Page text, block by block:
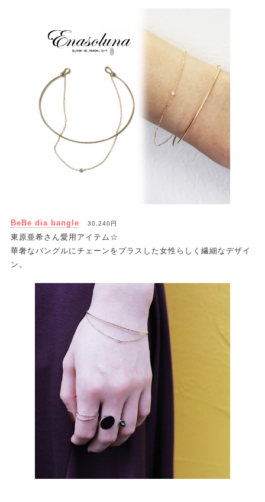
BeBe dia bangle 30,240円
東原亜希さん愛用アイテム☆
華奢なバングルにチェーンをプラスした女性らしく繊細なデザイ
ン。